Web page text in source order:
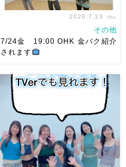
7/24金 19:00 OHK 金バクベ
リーダンスアトリエ麻ノ葉テレ
ビで紹介されます♡ Tverでも
見れますので全国の皆様みてね
河合くんが来てくれました
2026.7.23 thu.
その他
7/24金 19:00 OHK 金バク紹介
されます